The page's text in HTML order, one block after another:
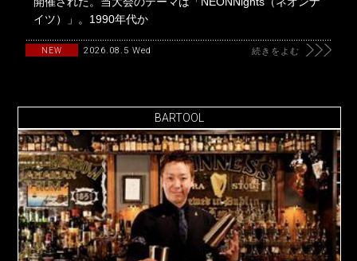
イツ）」。1990年代か
NEW 2026.08.5 Wed 続きをよむ
BARTOOL